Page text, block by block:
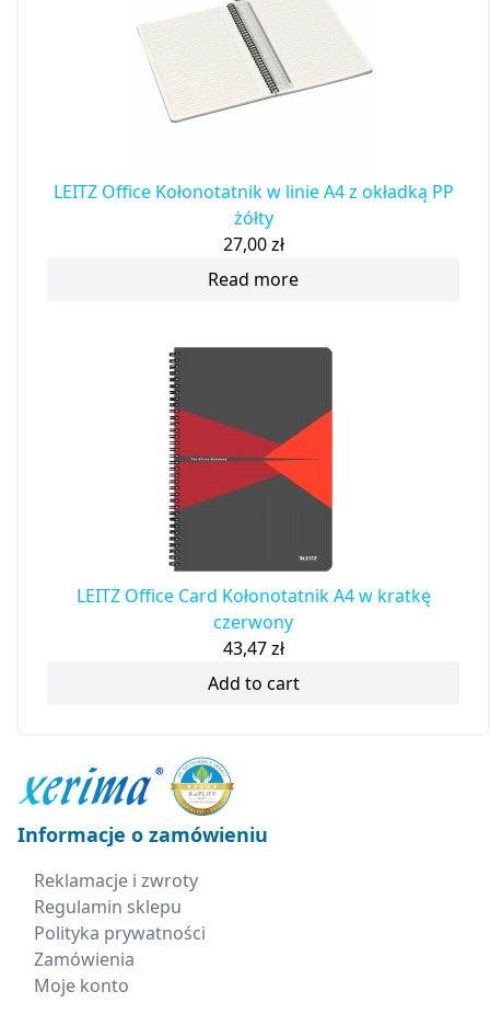
LEITZ Office Kołonotatnik w linie A4 z okładką PP
żółty
27,00zł
Read more
LEITZ Office Card Kołonotatnik A4 w kratkę
czerwony
43,47zł
Add to cart
Informacje o zamówieniu
Reklamacje i zwroty
Regulamin sklepu
Polityka prywatności
Zamówienia
Moje konto